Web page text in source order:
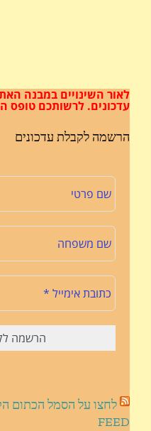
לאור השינויים במבנה
עדכונים. לרשותכם טופס
הרשמה לקבלת עדכונים
FEED